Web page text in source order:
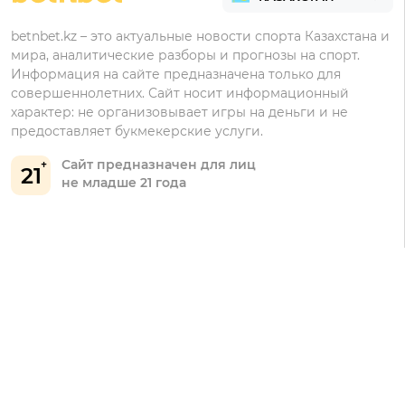
Бонусы Ubet
Бонусы Фонбет
Бонусы Винлайн
Бонусы Тенниси
Регистрация в Олимпбет
21
Сайт предназначен для лиц
не младше 21 года
betnbet.kz – это актуальные новости спорта Казахстана и
мира, аналитические разборы и прогнозы на спорт.
Информация на сайте предназначена только для
совершеннолетних. Сайт носит информационный
характер: не организовывает игры на деньги и не
предоставляет букмекерские услуги.